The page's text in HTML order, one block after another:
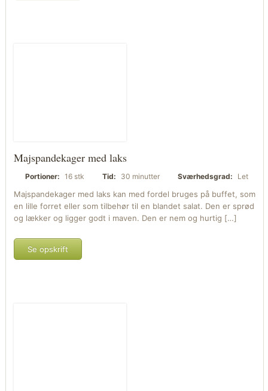
Majspandekager med laks
Portioner: 16 stk Tid: 30 minutter Sværhedsgrad: Let
Majspandekager med laks kan med fordel bruges på buffet, som
en lille forret eller som tilbehør til en blandet salat. Den er sprød
og lækker og ligger godt i maven. Den er nem og hurtig […]
Se opskrift